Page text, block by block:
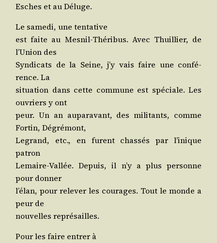
Esches et au Déluge.
Le same­di, une tentative
est faite au Mes­nil-Thé­ri­bus. Avec Thuillier, de
l’U­nion des
Syn­di­cats de la Seine, j’y vais faire une confé­
rence. La
situa­tion dans cette com­mune est spé­ciale. Les
ouvriers y ont
peur. Un an aupa­ra­vant, des mili­tants, comme
For­tin, Dégrémont,
Legrand, etc., en furent chas­sés par l’i­nique
patron
Lemaire-Val­lée. Depuis, il n’y a plus per­sonne
pour donner
l’é­lan, pour rele­ver les cou­rages. Tout le monde a
peur de
nou­velles représailles.
Pour les faire entrer à